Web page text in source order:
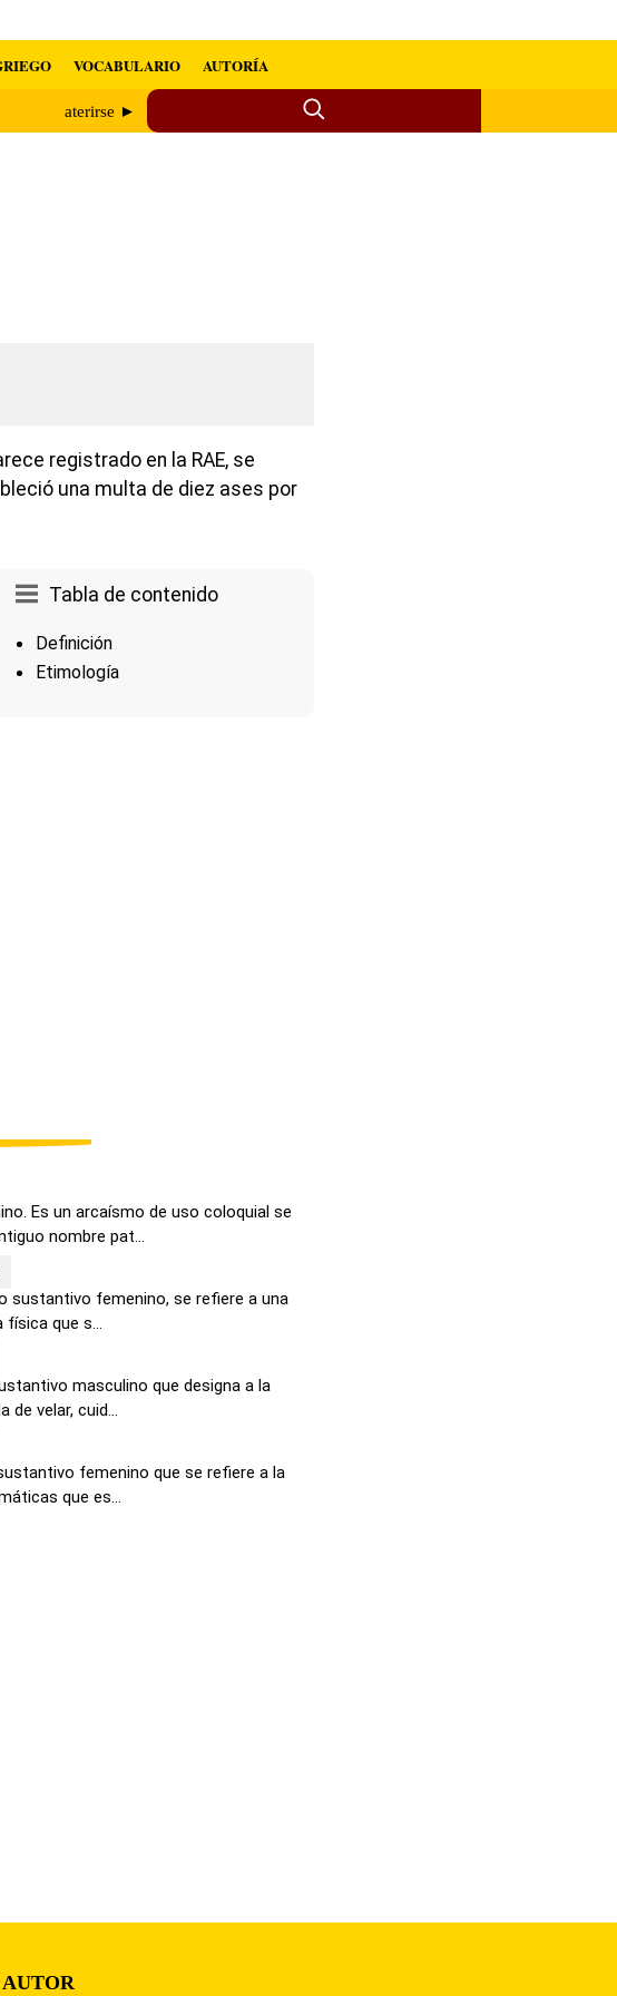
VOCABULARIO AUTORÍA
aterirse ►
registrado en la RAE, se
una multa de diez ases por
Tabla de contenido
Definición
Etimología
Es un arcaísmo de uso coloquial se
nombre pat...
sustantivo femenino, se refiere a una
física que s...
masculino que designa a la
de velar, cuid...
femenino que se refiere a la
que es...